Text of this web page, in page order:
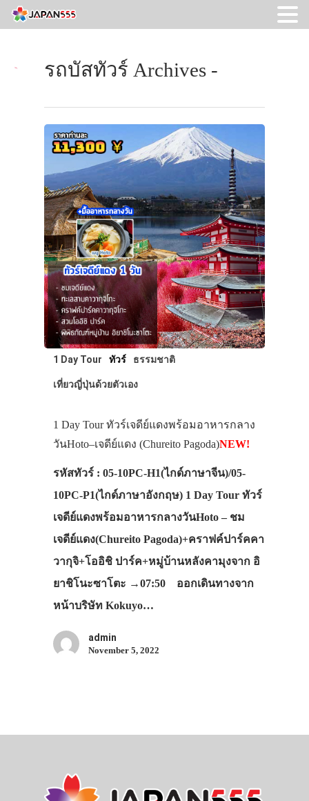
รถบัสทัวร์ Archives -
1 Day Tour ทัวร์ ธรรมชาติ
เที่ยวญี่ปุ่นด้วยตัวเอง
1 Day Tour ทัวร์เจดีย์แดงพร้อมอาหารกลาง
วันHoto–เจดีย์แดง (Chureito Pagoda)NEW!
รหัสทัวร์ : 05-10PC-H1(ไกด์ภาษาจีน)/05-
10PC-P1(ไกด์ภาษาอังกฤษ) 1 Day Tour ทัวร์
เจดีย์แดงพร้อมอาหารกลางวันHoto – ชม
เจดีย์แดง(Chureito Pagoda)+คราฟค์ปาร์คคา
วากุจิ+โออิชิ ปาร์ค+หมู่บ้านหลังคามุงจาก อิ
ยาชิโนะซาโตะ →07:50 ออกเดินทางจาก
หน้าบริษัท Kokuyo…
admin
November 5, 2022